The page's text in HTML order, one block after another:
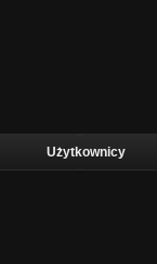
Użytkownicy